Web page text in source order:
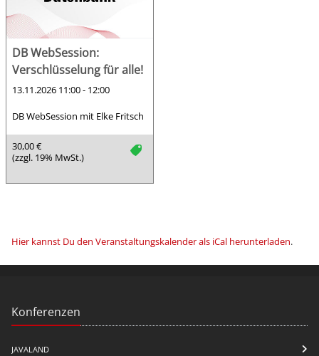
DB WebSession:
Verschlüsselung für alle!
13.11.2026 11:00 - 12:00
DB WebSession mit Elke Fritsch
tag
30,00 €
(zzgl. 19% MwSt.)
Hier kannst Du den Veranstaltungskalender als iCal herunterladen.
Konferenzen
JAVALAND